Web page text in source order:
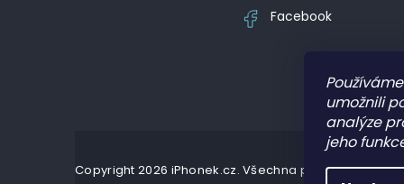
umožnili
analýze
jeho
Facebook
Copyright 2026 iPhonek.cz. Všechna práva